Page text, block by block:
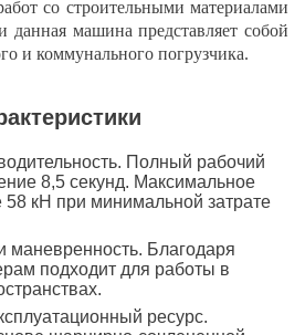
со строительными материалами
данная машина представляет собой
и коммунального погрузчика.
Полный рабочий
8,5 секунд. Максимальное
кН при минимальной затрате
маневренность. Благодаря
подходит для работы в
ресурс.